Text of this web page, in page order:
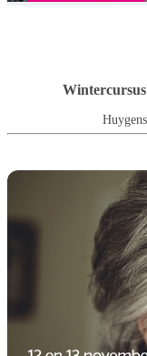
Wintercursus